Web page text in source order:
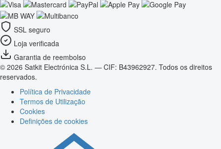
SSL seguro
Loja verificada
Garantia de reembolso
© 2026 Satkit Electrónica S.L. — CIF: B43962927. Todos os direitos
reservados.
Política de Privacidade
Termos de Utilização
Cookies
Definições de cookies